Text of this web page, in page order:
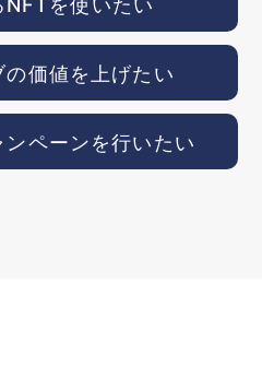
価値を上げたい
ペーンを行いたい